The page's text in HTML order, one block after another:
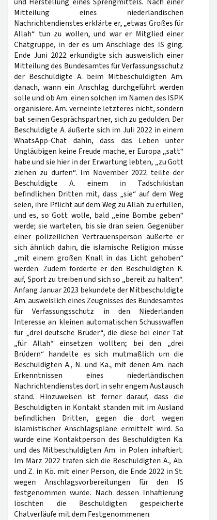
Mitteilung eines niederländischen
Nachrichtendienstes erklärte er, „etwas Großes für
Allah“ tun zu wollen, und war er Mitglied einer
Chatgruppe, in der es um Anschläge des IS ging.
Ende Juni 2022 erkundigte sich ausweislich einer
Mitteilung des Bundesamtes für Verfassungsschutz
der Beschuldigte A. beim Mitbeschuldigten Am.
danach, wann ein Anschlag durchgeführt werden
solle und ob Am. einen solchen im Namen des ISPK
organisiere. Am. verneinte letzteres nicht, sondern
bat seinen Gesprächspartner, sich zu gedulden. Der
Beschuldigte A. äußerte sich im Juli 2022 in einem
WhatsApp-Chat dahin, dass das Leben unter
Ungläubigen keine Freude mache, er Europa „satt“
habe und sie hier in der Erwartung lebten, „zu Gott
ziehen zu dürfen“. Im November 2022 teilte der
Beschuldigte A. einem in Tadschikistan
befindlichen Dritten mit, dass „sie“ auf dem Weg
seien, ihre Pflicht auf dem Weg zu Allah zu erfüllen,
und es, so Gott wolle, bald „eine Bombe geben“
werde; sie warteten, bis sie dran seien. Gegenüber
einer polizeilichen Vertrauensperson äußerte er
sich ähnlich dahin, die islamische Religion müsse
„mit einem großen Knall in das Licht gehoben“
werden. Zudem forderte er den Beschuldigten K.
auf, Sport zu treiben und sich so „bereit zu halten“.
Anfang Januar 2023 bekundete der Mitbeschuldigte
Am. ausweislich eines Zeugnisses des Bundesamtes
für Verfassungsschutz in den Niederlanden
Interesse an kleinen automatischen Schusswaffen
für „drei deutsche Brüder“, die diese bei einer Tat
„für Allah“ einsetzen wollten; bei den „drei
Brüdern“ handelte es sich mutmaßlich um die
Beschuldigten A., N. und Ka., mit denen Am. nach
Erkenntnissen eines niederländischen
Nachrichtendienstes dort in sehr engem Austausch
stand. Hinzuweisen ist ferner darauf, dass die
Beschuldigten in Kontakt standen mit im Ausland
befindlichen Dritten, gegen die dort wegen
islamistischer Anschlagspläne ermittelt wird. So
wurde eine Kontaktperson des Beschuldigten Ka.
und des Mitbeschuldigten Am. in Polen inhaftiert.
Im März 2022 trafen sich die Beschuldigten A., Ab.
und Z. in Kö. mit einer Person, die Ende 2022 in St.
wegen Anschlagsvorbereitungen für den IS
festgenommen wurde. Nach dessen Inhaftierung
löschten die Beschuldigten gespeicherte
Chatverläufe mit dem Festgenommenen.